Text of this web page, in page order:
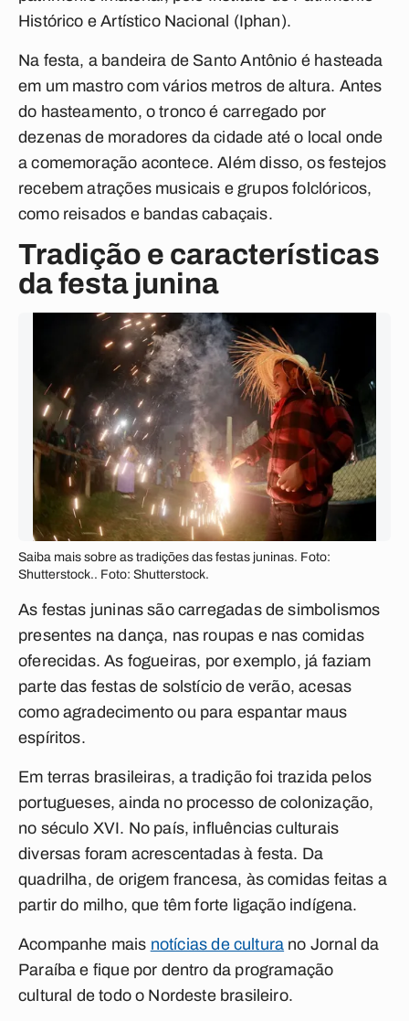
Histórico e Artístico Nacional (Iphan).
Na festa, a bandeira de Santo Antônio é hasteada
em um mastro com vários metros de altura. Antes
do hasteamento, o tronco é carregado por
dezenas de moradores da cidade até o local onde
a comemoração acontece. Além disso, os festejos
recebem atrações musicais e grupos folclóricos,
como reisados e bandas cabaçais.
Tradição e características
da festa junina
Saiba mais sobre as tradições das festas juninas. Foto:
Shutterstock.. Foto: Shutterstock.
As festas juninas são carregadas de simbolismos
presentes na dança, nas roupas e nas comidas
oferecidas. As fogueiras, por exemplo, já faziam
parte das festas de solstício de verão, acesas
como agradecimento ou para espantar maus
espíritos.
Em terras brasileiras, a tradição foi trazida pelos
portugueses, ainda no processo de colonização,
no século XVI. No país, influências culturais
diversas foram acrescentadas à festa. Da
quadrilha, de origem francesa, às comidas feitas a
partir do milho, que têm forte ligação indígena.
Acompanhe mais notícias de cultura no Jornal da
Paraíba e fique por dentro da programação
cultural de todo o Nordeste brasileiro.